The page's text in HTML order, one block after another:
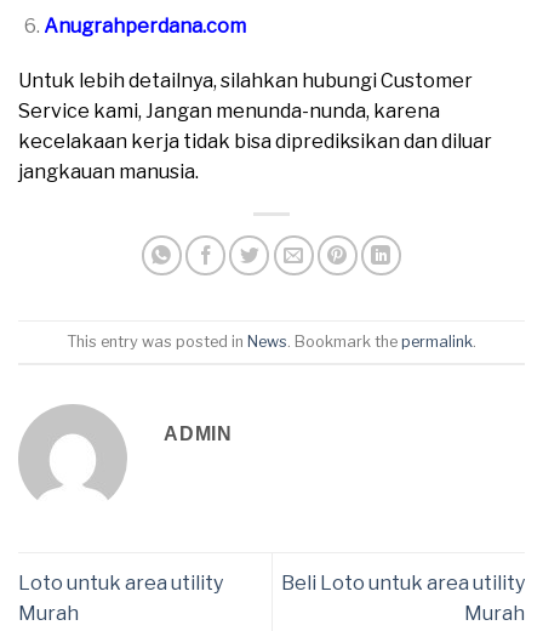
Anugrahperdana.com
Untuk lebih detailnya, silahkan hubungi Customer
Service kami, Jangan menunda-nunda, karena
kecelakaan kerja tidak bisa diprediksikan dan diluar
jangkauan manusia.
This entry was posted in News . Bookmark the permalink
ADMIN
Loto untuk area utility
Murah
Beli Loto untuk area utility
Murah